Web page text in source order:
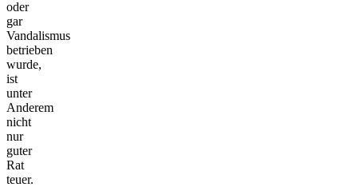
oder
gar
Vandalismus
betrieben
wurde,
ist
unter
Anderem
nicht
nur
guter
Rat
teuer.